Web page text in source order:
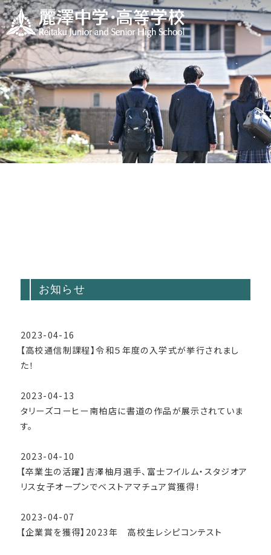
お知らせ
2023-04-16
【高校通信制課程】令和５年度の入学式が挙行されまし
た！
2023-04-13
タリーズコーヒー南柏店に書道の作品が展示されていま
す。
2023-04-10
【卒業生の活躍】吉澤柚月選手、富士フイルム・スタジオア
リス女子オープンでベストアマチュア賞獲得！
2023-04-07
【企業賞を獲得】2023年 高校生レシピコンテスト